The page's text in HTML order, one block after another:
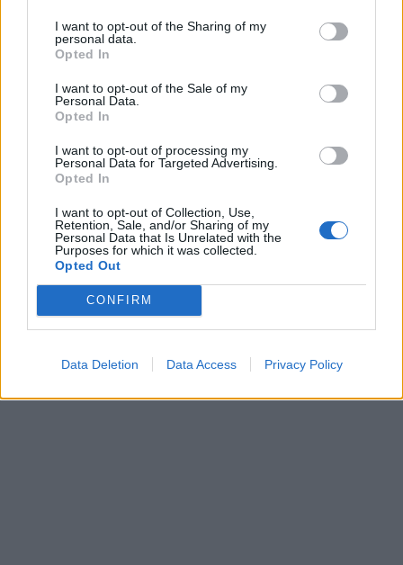
I want to opt-out of the Sharing of my
personal data.
Opted In
I want to opt-out of the Sale of my
Personal Data.
Opted In
I want to opt-out of processing my
Personal Data for Targeted Advertising.
Opted In
I want to opt-out of Collection, Use,
Retention, Sale, and/or Sharing of my
Personal Data that Is Unrelated with the
Purposes for which it was collected.
Opted Out
CONFIRM
Data Deletion Data Access Privacy Policy